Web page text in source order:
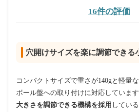
16件の評価
穴開けサイズを楽に調節できる
コンパクトサイズで重さが140gと軽量
ボール盤への取り付けに対応しています
大きさを調節できる機構を採用 してい